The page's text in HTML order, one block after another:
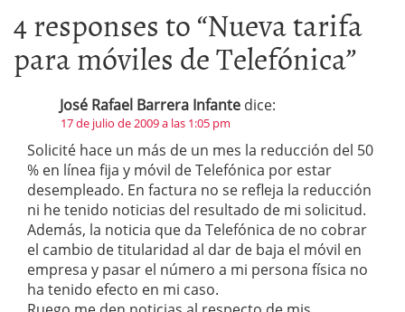
4 responses to “Nueva tarifa
para móviles de Telefónica”
José Rafael Barrera Infante dice:
17 de julio de 2009 a las 1:05 pm
Solicité hace un más de un mes la reducción del 50
% en línea fija y móvil de Telefónica por estar
desempleado. En factura no se refleja la reducción
ni he tenido noticias del resultado de mi solicitud.
Además, la noticia que da Telefónica de no cobrar
el cambio de titularidad al dar de baja el móvil en
empresa y pasar el número a mi persona física no
ha tenido efecto en mi caso.